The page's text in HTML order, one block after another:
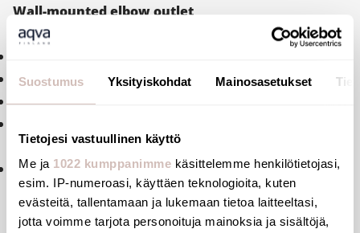
Suostumus Yksityiskohdat Mainosasetukset
Tietojesi vastuullinen käyttö
Me ja 1022 kumppanimme käsittelemme henkilötietojasi,
esim. IP-numeroasi, käyttäen teknologioita, kuten
evästeitä, tallentamaan ja lukemaan tietoa laitteeltasi,
jotta voimme tarjota personoituja mainoksia ja sisältöjä,
Wall-mounted elbow outlet
Ref. 868121
Solid brass.
MM1/2".
Advantages
Chrome- plated brass.